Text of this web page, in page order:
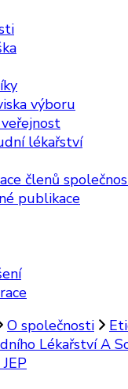
výboru
lékařství
členů
publikace
O společnosti
Lékařství A